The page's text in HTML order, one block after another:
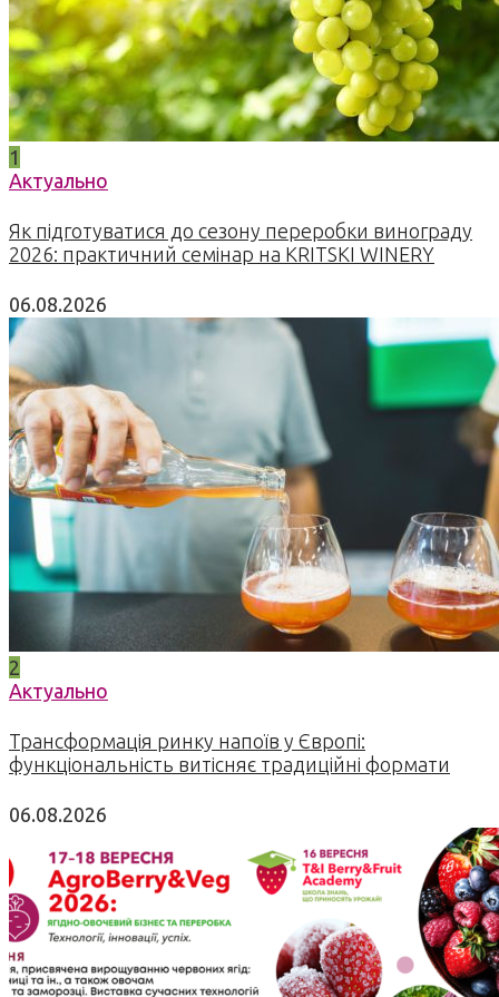
1
Актуально
Як підготуватися до сезону переробки винограду
2026: практичний семінар на KRITSKI WINERY
06.08.2026
2
Актуально
Трансформація ринку напоїв у Європі:
функціональність витісняє традиційні формати
06.08.2026